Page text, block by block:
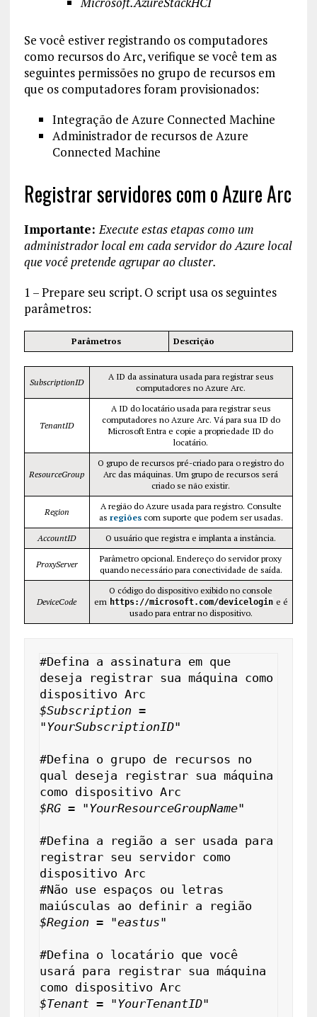
Se você estiver registrando os computadores
como recursos do Arc, verifique se você tem as
seguintes permissões no grupo de recursos em
que os computadores foram provisionados:
Integração de Azure Connected Machine
Administrador de recursos de Azure
Connected Machine
Registrar servidores com o Azure Arc
Importante:Execute estas etapas como um
administrador local em cada servidor do Azure local
que você pretende agrupar ao cluster.
1 – Prepare seu script. O script usa os seguintes
parâmetros:
Parâmetros Descrição
SubscriptionID
A ID da assinatura usada para registrar seus
computadores no Azure Arc.
TenantID
A ID do locatário usada para registrar seus
computadores no Azure Arc. Vá para sua ID do
Microsoft Entra e copie a propriedade ID do
locatário.
ResourceGroup
O grupo de recursos pré-criado para o registro do
Arc das máquinas. Um grupo de recursos será
criado se não existir.
Region
A região do Azure usada para registro. Consulte
as regiõescom suporte que podem ser usadas.
AccountID
O usuário que registra e implanta a instância.
ProxyServer
Parâmetro opcional. Endereço do servidor proxy
quando necessário para conectividade de saída.
DeviceCode
O código do dispositivo exibido no console
em https://microsoft.com/devicelogin e é
usado para entrar no dispositivo.
#Defina a assinatura em que
deseja registrar sua máquina como
dispositivo Arc
$Subscription =
"YourSubscriptionID"
#Defina o grupo de recursos no
qual deseja registrar sua máquina
como dispositivo Arc
$RG = "YourResourceGroupName"
#Defina a região a ser usada para
registrar seu servidor como
dispositivo Arc
#Não use espaços ou letras
maiúsculas ao definir a região
$Region = "eastus"
#Defina o locatário que você
usará para registrar sua máquina
como dispositivo Arc
$Tenant = "YourTenantID"